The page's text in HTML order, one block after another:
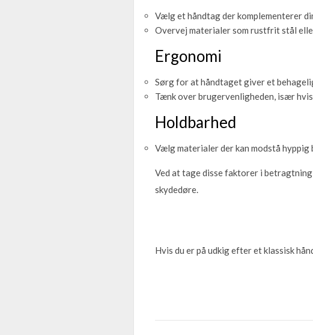
Vælg et håndtag der komplementerer
Overvej materialer som rustfrit stål
Ergonomi
Sørg for at håndtaget giver et
Tænk over brugervenligheden, især
Holdbarhed
Vælg materialer der kan modstå
Ved at tage disse faktorer i
skydedøre.
Hvis du er på udkig efter et klassisk